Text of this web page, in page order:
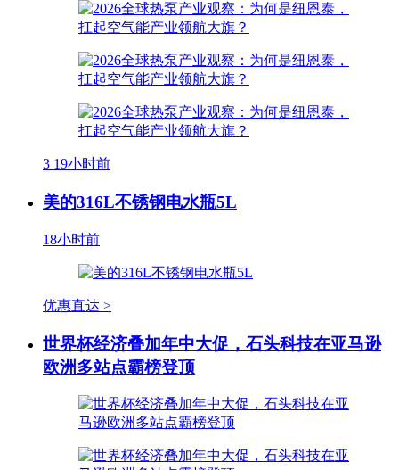
3 19小时前
美的316L不锈钢电水瓶5L
18小时前
优惠直达 >
世界杯经济叠加年中大促，石头科技在亚马逊
欧洲多站点霸榜登顶